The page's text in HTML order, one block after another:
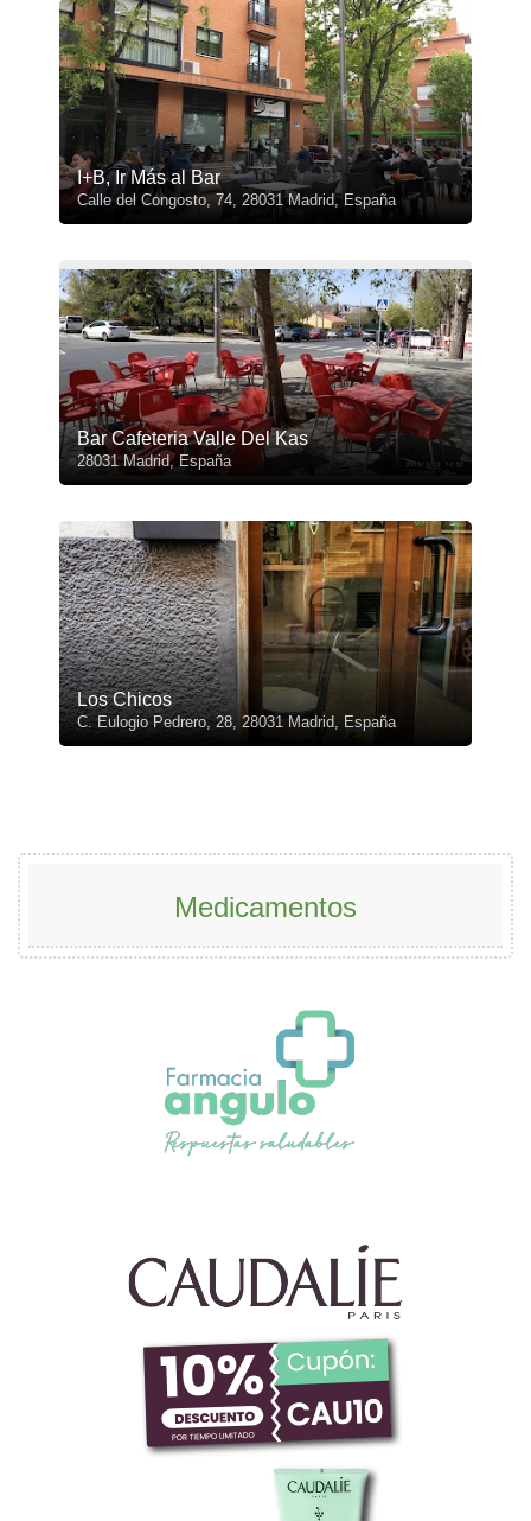
I+B, Ir Más al Bar
Calle del Congosto, 74, 28031 Madrid, España
Bar Cafeteria Valle Del Kas
28031 Madrid, España
Los Chicos
C. Eulogio Pedrero, 28, 28031 Madrid, España
Medicamentos